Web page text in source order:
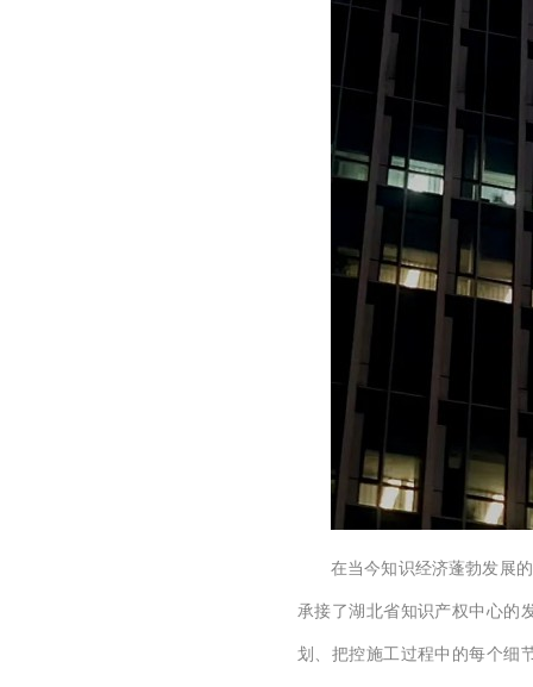
在当今知识经济蓬勃发展
承接了湖北省知识产权中心的
划、把控施工过程中的每个细